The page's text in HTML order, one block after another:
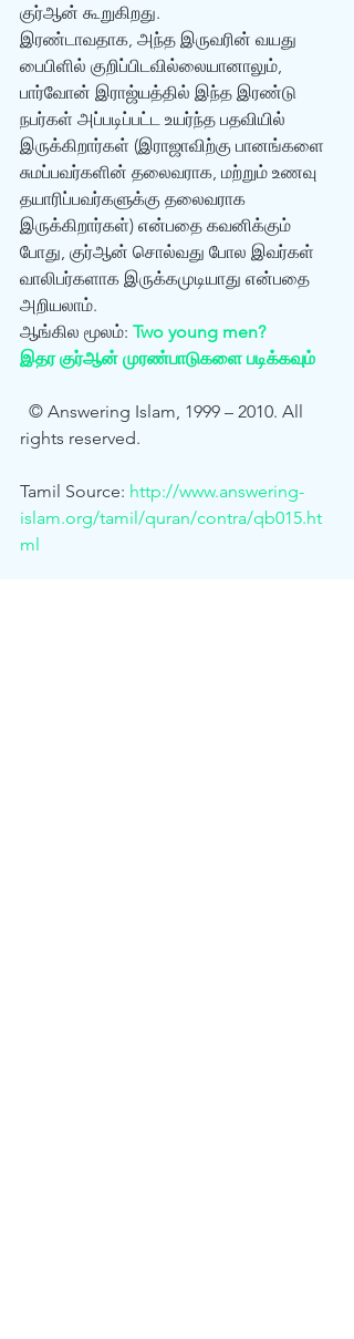
குர்ஆன் கூறுகிறது.
இரண்டாவதாக, அந்த இருவரின் வயது
பைபிளில் குறிப்பிடவில்லையானாலும்,
பார்வோன் இராஜ்யத்தில் இந்த இரண்டு
நபர்கள் அப்படிப்பட்ட உயர்ந்த பதவியில்
இருக்கிறார்கள் (இராஜாவிற்கு பானங்களை
சுமப்பவர்களின் தலைவராக, மற்றும் உணவு
தயாரிப்பவர்களுக்கு தலைவராக
இருக்கிறார்கள்) என்பதை கவனிக்கும்
போது, குர்ஆன் சொல்வது போல இவர்கள்
வாலிபர்களாக இருக்கமுடியாது என்பதை
அறியலாம்.
ஆங்கில மூலம்: Two young men?
இதர குர்‍ஆன் முரண்பாடுகளை படிக்கவும்
rights reserved.
Tamil Source: http://www.answering-
islam.org/tamil/quran/contra/qb015.ht
ml